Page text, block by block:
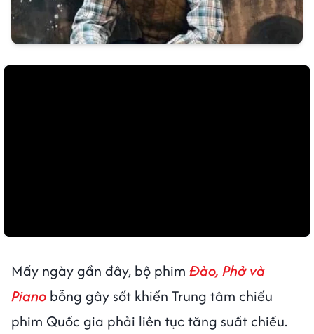
Mấy ngày gần đây, bộ phim Đào, Phở và
Piano bỗng gây sốt khiến Trung tâm chiếu
phim Quốc gia phải liên tục tăng suất chiếu.